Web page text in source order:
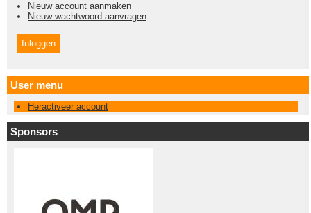
Nieuw account aanmaken
Nieuw wachtwoord aanvragen
User menu
Heractiveer account
Sponsors